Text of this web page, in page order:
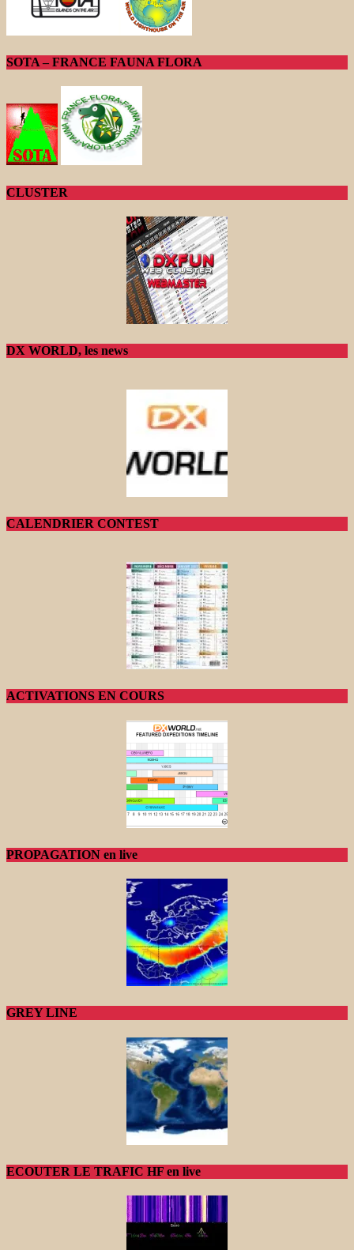
SOTA – FRANCE FAUNA FLORA
CLUSTER
DX WORLD, les news
CALENDRIER CONTEST
ACTIVATIONS EN COURS
PROPAGATION en live
GREY LINE
ECOUTER LE TRAFIC HF en live